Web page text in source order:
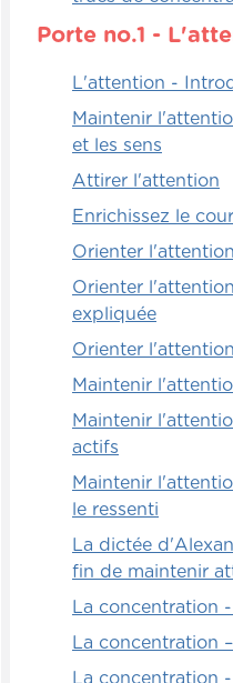
L'intérêt principal
un bénéfice à long
temps. Mais à un
on arrête de la
de la concentration
pendant une
La clé de cette
l'utiliser
moins une fois par
minutes
vraiment pas très
ensuite
cet exercice-là,
technique. Alors
est utilisée
cailloux. Je n'ai
fait un peu froid
cailloux, il y a trop
plastique.
Porte no.1 -
L'attention -
Maintenir
et les sens
Attirer l'attention
Enrichissez le
Orienter l'attention
Orienter
expliquée
Orienter
Maintenir
Maintenir
actifs
Maintenir
le ressenti
La dictée
fin de maintenir
La concentration
La concentration
La concentration